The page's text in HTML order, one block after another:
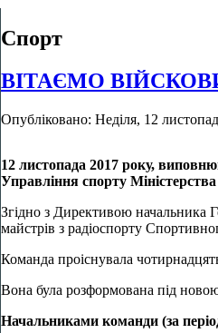
Спорт
ВІТАЄМО
Опубліковано: Неділя, 12
12 листопада 2017 року,
Управління спорту
Згідно з Директивою начальника
майстрів з радіоспорту
Команда проіснувала
Вона була розформована під
Начальниками команди (за